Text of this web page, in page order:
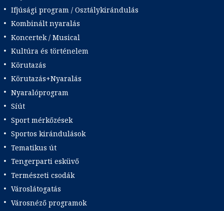
Ifjúsági program / Osztálykirándulás
Kombinált nyaralás
Koncertek / Musical
Kultúra és történelem
Körutazás
Körutazás+Nyaralás
Nyaralóprogram
Síút
Sport mérkőzések
Sportos kirándulások
Tematikus út
Tengerparti esküvő
Természeti csodák
Városlátogatás
Városnéző programok